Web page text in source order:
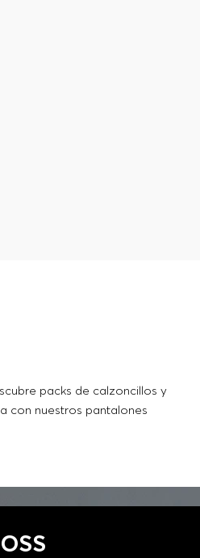
packs de calzoncillos y
con nuestros pantalones